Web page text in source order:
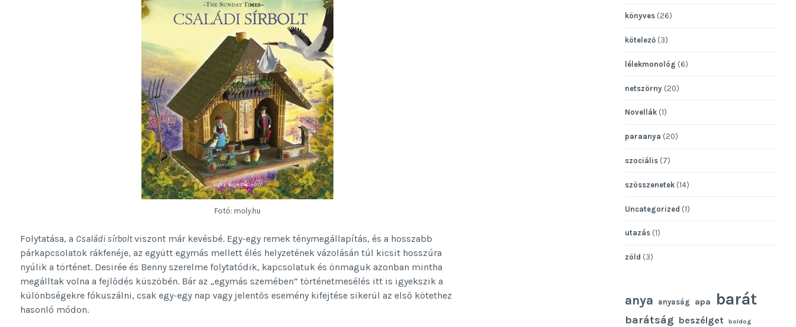
Fotó: moly.hu
Folytatása, a Családi sírboltviszont már kevésbé. Egy-egy remek ténymegállapítás, és a hosszabb
párkapcsolatok rákfenéje, az együtt egymás mellett élés helyzetének vázolásán túl kicsit hosszúra
nyúlik a történet. Desirée és Benny szerelme folytatódik, kapcsolatuk és önmaguk azonban mintha
megálltak volna a fejlődés küszöbén. Bár az „egymás szemében” történetmesélés itt is igyekszik a
különbségekre fókuszálni, csak egy-egy nap vagy jelentős esemény kifejtése sikerül az első kötethez
hasonló módon.
könyves (26)
kötelező (3)
lélekmonológ (6)
netszörny (20)
Novellák (1)
paraanya (20)
szociális (7)
szösszenetek (14)
Uncategorized (1)
utazás (1)
zöld (3)
anya anyaság apa barát
barátság beszélget boldog